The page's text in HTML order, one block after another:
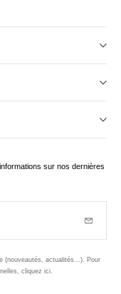
sur nos dernières
(nouveautés, actualités...). Pour
cliquez ici